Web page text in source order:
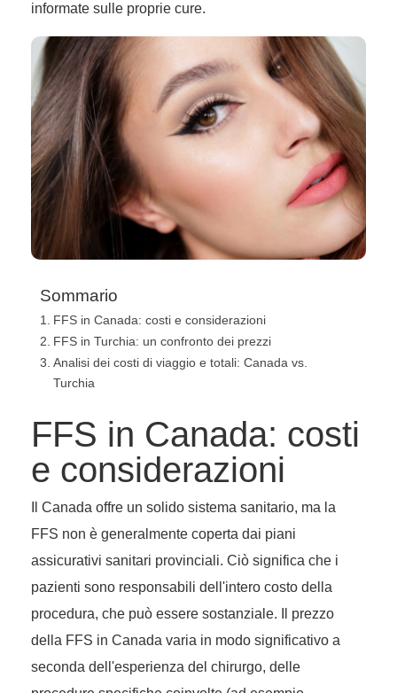
informate sulle proprie cure.
Sommario
FFS in Canada: costi e considerazioni
FFS in Turchia: un confronto dei prezzi
Analisi dei costi di viaggio e totali: Canada vs.
Turchia
FFS in Canada: costi
e considerazioni
Il Canada offre un solido sistema sanitario, ma la
FFS non è generalmente coperta dai piani
assicurativi sanitari provinciali. Ciò significa che i
pazienti sono responsabili dell'intero costo della
procedura, che può essere sostanziale. Il prezzo
della FFS in Canada varia in modo significativo a
seconda dell'esperienza del chirurgo, delle